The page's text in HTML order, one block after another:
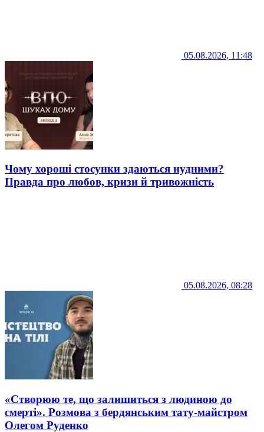
05.08.2026, 11:48
Чому хороші стосунки здаються нудними?
Правда про любов, кризи й тривожність
05.08.2026, 08:28
«Створюю те, що залишиться з людиною до
смерті». Розмова з бердянським тату-майстром
Олегом Руденко